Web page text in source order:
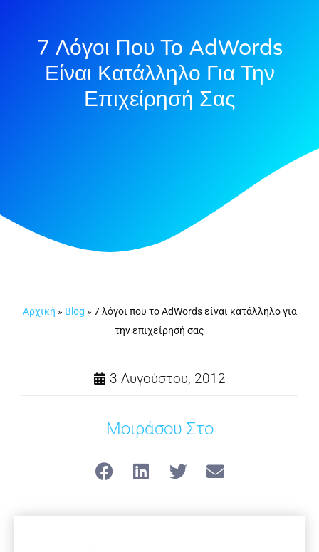
7 Λόγοι Που Το AdWords
Είναι Κατάλληλο Για Την
Επιχείρησή Σας
Αρχική » Blog » 7 λόγοι που το AdWords είναι κατάλληλο για
την επιχείρησή σας
3 Αυγούστου, 2012
Μοιράσου Στο